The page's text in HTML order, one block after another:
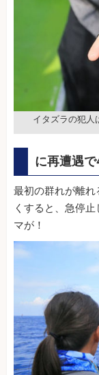
イタズラの犯人
に再遭遇で
最初の群れが離れ
くすると、急停
マが！